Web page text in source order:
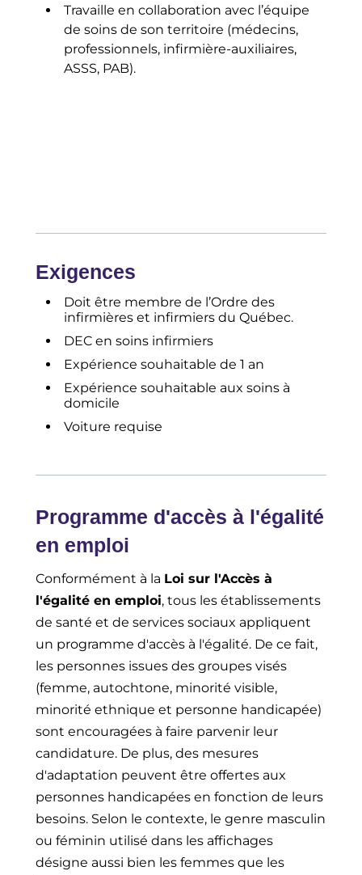
Travaille en collaboration avec l’équipe
de soins de son territoire (médecins,
professionnels, infirmière-auxiliaires,
ASSS, PAB).
Exigences
Doit être membre de l’Ordre des
infirmières et infirmiers du Québec.
DEC en soins infirmiers
Expérience souhaitable de 1 an
Expérience souhaitable aux soins à
domicile
Voiture requise
Programme d'accès à l'égalité
en emploi
Conformément à la Loi sur l'Accès à
l'égalité en emploi, tous les établissements
de santé et de services sociaux appliquent
un programme d'accès à l'égalité. De ce fait,
les personnes issues des groupes visés
(femme, autochtone, minorité visible,
minorité ethnique et personne handicapée)
sont encouragées à faire parvenir leur
candidature. De plus, des mesures
d'adaptation peuvent être offertes aux
personnes handicapées en fonction de leurs
besoins. Selon le contexte, le genre masculin
ou féminin utilisé dans les affichages
désigne aussi bien les femmes que les